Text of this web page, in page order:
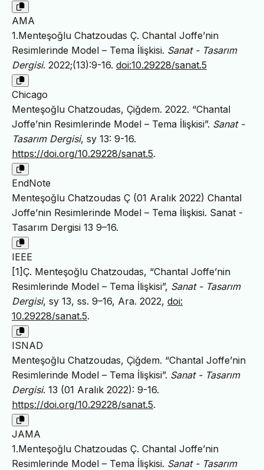
AMA
1.Menteşoğlu Chatzoudas Ç. Chantal Joffe’nin
Resimlerinde Model – Tema İlişkisi. Sanat - Tasarım
Dergisi. 2022;(13):9-16. doi:10.29228/sanat.5
Chicago
Menteşoğlu Chatzoudas, Çiğdem. 2022. “Chantal
Joffe’nin Resimlerinde Model – Tema İlişkisi”. Sanat -
Tasarım Dergisi, sy 13: 9-16.
https://doi.org/10.29228/sanat.5.
EndNote
Menteşoğlu Chatzoudas Ç (01 Aralık 2022) Chantal
Joffe’nin Resimlerinde Model – Tema İlişkisi. Sanat -
Tasarım Dergisi 13 9–16.
IEEE
[1]Ç. Menteşoğlu Chatzoudas, “Chantal Joffe’nin
Resimlerinde Model – Tema İlişkisi”, Sanat - Tasarım
Dergisi, sy 13, ss. 9–16, Ara. 2022, doi:
10.29228/sanat.5.
ISNAD
Menteşoğlu Chatzoudas, Çiğdem. “Chantal Joffe’nin
Resimlerinde Model – Tema İlişkisi”. Sanat - Tasarım
Dergisi. 13 (01 Aralık 2022): 9-16.
https://doi.org/10.29228/sanat.5.
JAMA
1.Menteşoğlu Chatzoudas Ç. Chantal Joffe’nin
Resimlerinde Model – Tema İlişkisi. Sanat - Tasarım